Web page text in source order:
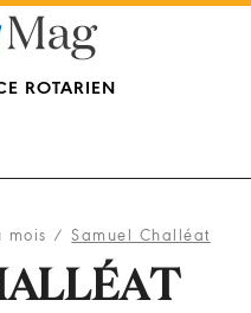
ROTARIEN
mois /Samuel Challéat